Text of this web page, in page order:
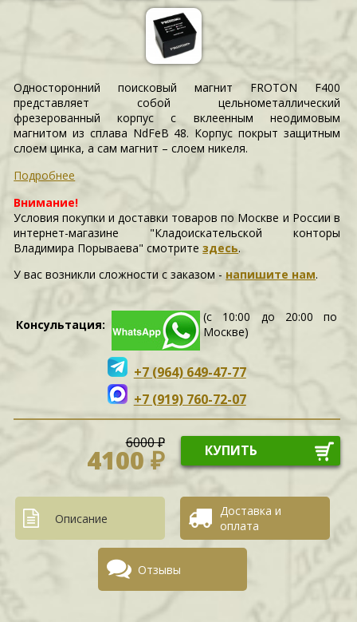
Односторонний поисковый магнит FROTON F400
представляет собой цельнометаллический
фрезерованный корпус с вклеенным неодимовым
магнитом из сплава NdFeB 48. Корпус покрыт защитным
слоем цинка, а сам магнит – слоем никеля.
Подробнее
Внимание!
Условия покупки и доставки товаров по Москве и России в
интернет-магазине "Кладоискательской конторы
Владимира Порываева" смотритездесь.
У вас возникли сложности c заказом - напишите нам.
Консультация:
(с 10:00 до 20:00 по
Москве)
+7 (964) 649-47-77
+7 (919) 760-72-07
6000 ₽
4100 ₽ КУПИТЬ
Описание
Доставка и
оплата
Отзывы